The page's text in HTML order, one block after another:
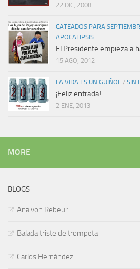
22 DIC, 2008
CATEADOS PARA
APOCALIPSIS
El Presidente empieza a
15 AGO, 2012
LA VIDA ES UN GUIÑOL / SIN
¡Feliz entrada!
2 ENE, 2013
MORE
BLOGS
Ana von Rebeur
Balada triste de trompeta
Carlos Hernández